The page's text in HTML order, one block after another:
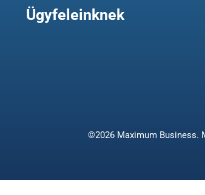
Ügyfeleinknek
©2026 Maximum Business.